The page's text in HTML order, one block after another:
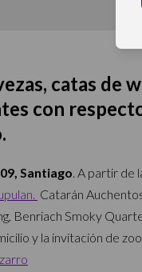
catas de
con
Santiago. A partir de
Catarán
Benriach Smoky
y la invitación de